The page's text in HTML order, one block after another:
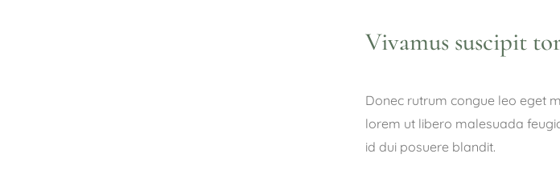
Vivamus suscipit
Donec rutrum congue leo eget
lorem ut libero malesuada
id dui posuere blandit.